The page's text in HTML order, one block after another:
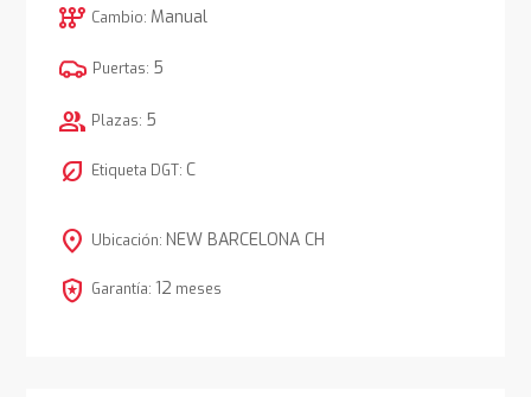
auto_transmission Cambio: Manual
Puertas: 5
group Plazas: 5
nest_eco_leaf Etiqueta DGT: C
location_on Ubicación: NEW BARCELONA CH
local_police Garantía: 12 meses